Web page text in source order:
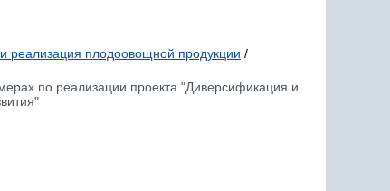
реализация плодоовощной продукции /
по реализации проекта "Диверсификация и